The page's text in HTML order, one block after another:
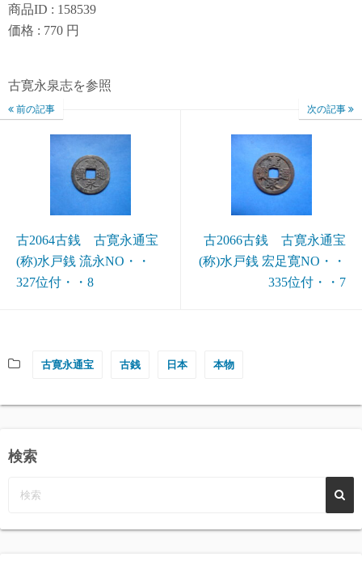
商品ID : 158539
価格 : 770 円
古寛永泉志を参照
前の記事
古2064古銭 古寛永通宝
(称)水戸銭 流永NO・・
327位付・・8
次の記事
古2066古銭 古寛永通宝
(称)水戸銭 宏足寛NO・・
335位付・・7
古寛永通宝 古銭 日本 本物
検索